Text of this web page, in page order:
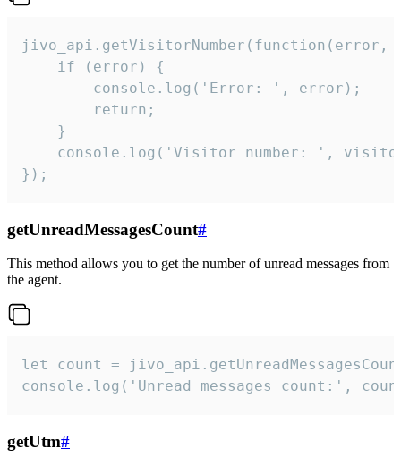
jivo_api.getVisitorNumber(function(error,
    if (error) {
        console.log('Error: ', error);
        return;
    }
console.log('Visitor number: ',
});
getUnreadMessagesCount#
This method allows you to get the number of unread messages from
the agent.
let count =
console.log('Unread messages count:',
getUtm#